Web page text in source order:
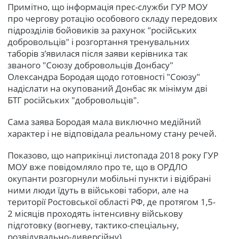
Примітно, що інформація прес-служби ГУР МОУ
про чергову ротацію особового складу передових
підрозділів бойовиків за рахунок "російських
добровольців" і розгортання тренувальних
таборів з’явилася після заяви керівника так
званого "Союзу добровольців Донбасу"
Олександра Бородая щодо готовності "Союзу"
надіслати на окупований Донбас як мінімум дві
БТГ російських "добровольців".
Сама заява Бородая мала виключно медійний
характер і не відповідала реальному стану речей.
Показово, що наприкінці листопада 2018 року ГУР
МОУ вже повідомляло про те, що в ОРДЛО
окупанти розгорнули мобільні пункти і відібрані
ними люди їдуть в військові табори, але на
території Ростовської області РФ, де протягом 1,5-
2 місяців проходять інтенсивну військову
підготовку (вогневу, тактико-спеціальну,
розвідувально-диверсійну).